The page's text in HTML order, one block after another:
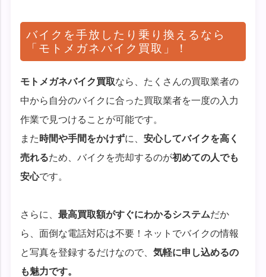
バイクを手放したり乗り換えるなら
「モトメガネバイク買取」！
モトメガネバイク買取なら、たくさんの買取業者の
中から自分のバイクに合った買取業者を一度の入力
作業で見つけることが可能です。
また 時間や手間をかけずに、安心してバイクを高く
売れるため、バイクを売却するのが初めての人でも
安心です。
さらに、最高買取額がすぐにわかるシステムだか
ら、面倒な電話対応は不要！ネットでバイクの情報
と写真を登録するだけなので、気軽に申し込めるの
も魅力です。